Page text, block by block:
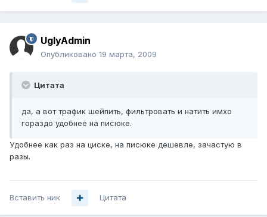
UglyAdmin
Опубликовано 19 марта, 2009
Цитата
да, а вот трафик шейпить, фильтровать и натить имхо
гораздо удобнее на писюке.
Удобнее как раз на циске, на писюке дешевле, зачастую в
разы.
Вставить ник Цитата